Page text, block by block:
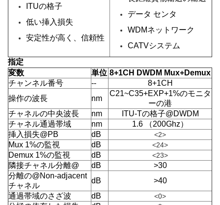
ITUの格子
低い挿入損失
安定性が高く、信頼性
データ センタ
WDMネットワーク
CATVシステム
指定
変数
単位 8+1CH DWDM Mux+Demux
チャンネル番号
--
8+1CH
操作の波長
nm
C21~C35+EXP+1%のモニタ
ーの港
チャネルの中央波長
nm
ITU-Tの格子@DWDM
チャネル通過帯域
nm
1.6 （200Ghz）
挿入損失@PB
dB <2>
Mux 1%の監視 dB <24>
Demux 1%の監視 dB <23>
隣接チャネル分離@ dB
>30
分離の@Non-adjacent
チャネル
dB
>40
通過帯域のさざ波
dB <0>